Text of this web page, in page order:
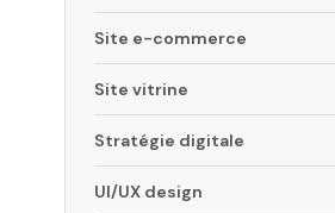
Site e-commerce
Site vitrine
Stratégie digitale
UI/UX design